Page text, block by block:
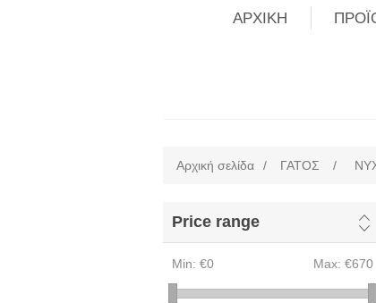
ΑΡΧΙΚΗ
Αρχική σελίδα / ΓΑΤΟΣ /
Price range
Min: €0 Max: €670